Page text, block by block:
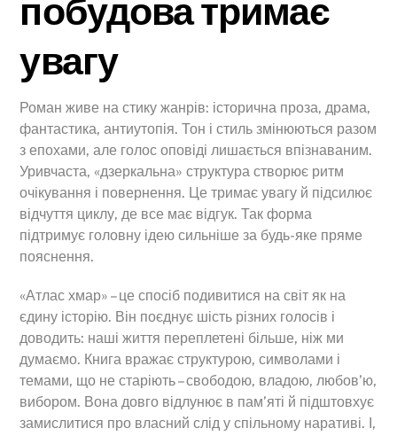
побудова тримає
увагу
Роман живе на стику жанрів: історична проза, драма,
фантастика, антиутопія. Тон і стиль змінюються разом
з епохами, але голос оповіді лишається впізнаваним.
Уривчаста, «дзеркальна» структура створює ритм
очікування і повернення. Це тримає увагу й підсилює
відчуття циклу, де все має відгук. Так форма
підтримує головну ідею сильніше за будь-яке пряме
пояснення.
«Атлас хмар» – це спосіб подивитися на світ як на
єдину історію. Він поєднує шість різних голосів і
доводить: наші життя переплетені більше, ніж ми
думаємо. Книга вражає структурою, символами і
темами, що не старіють – свободою, владою, любов’ю,
вибором. Вона довго відлунює в пам’яті й підштовхує
замислитися про власний слід у спільному наративі. І,